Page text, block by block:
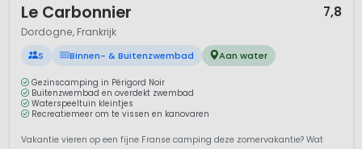
Le Carbonnier 7,8
Dordogne, Frankrijk
S Binnen- & Buitenzwembad Aan water
Gezinscamping in Périgord Noir
Buitenzwembad en overdekt zwembad
Waterspeeltuin kleintjes
Recreatiemeer om te vissen en kanovaren
Vakantie vieren op een fijne Franse camping deze zomervakantie? Wat